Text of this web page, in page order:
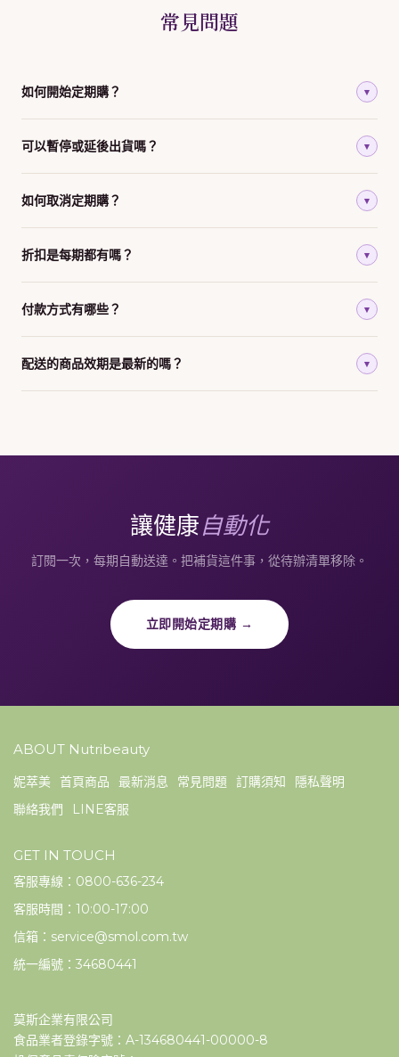
常見問題
如何開始定期購？ ▾
可以暫停或延後出貨嗎？ ▾
如何取消定期購？ ▾
折扣是每期都有嗎？ ▾
付款方式有哪些？ ▾
配送的商品效期是最新的嗎？ ▾
讓健康自動化
訂閱一次，每期自動送達。把補貨這件事，從待辦清單移除。
立即開始定期購 →
ABOUT Nutribeauty
妮萃美 首頁商品 最新消息 常見問題 訂購須知
隱私聲明
聯絡我們
LINE客服
GET IN TOUCH
客服專線：0800-636-234
客服時間：10:00-17:00
信箱：service@smol.com.tw
統一編號：34680441
莫斯企業有限公司
食品業者登錄字號：A-134680441-00000-8